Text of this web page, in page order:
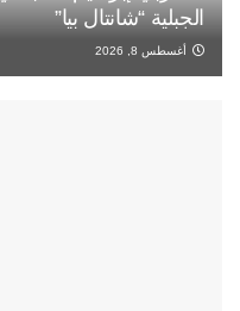
الجبلية “شانتال بيا”
أغسطس 8, 2026